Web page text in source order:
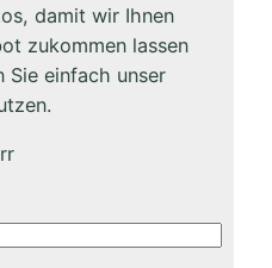
damit wir Ihnen
zukommen lassen
Sie einfach unser